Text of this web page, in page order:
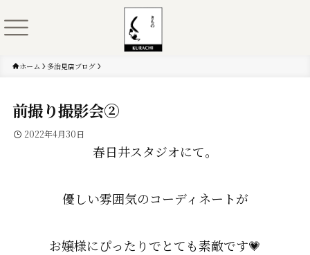
ホーム 多治見店ブログ
前撮り撮影会➁
2022年4月30日
春日井スタジオにて。
優しい雰囲気のコーディネートが
お嬢様にぴったりでとても素敵です💗